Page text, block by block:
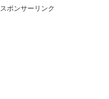
スポンサーリンク